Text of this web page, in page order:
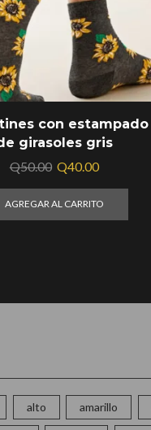
con estampado
girasoles gris
Q50.00 Q40.00
AGREGAR AL CARRITO
alto amarillo